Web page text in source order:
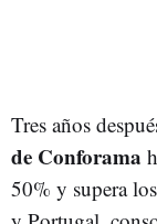
Tres años
de Conforama
50% y supera